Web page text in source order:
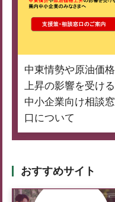
中東情勢や原油価格
上昇の影響を受ける
中小企業向け相談窓
口について
おすすめサイト